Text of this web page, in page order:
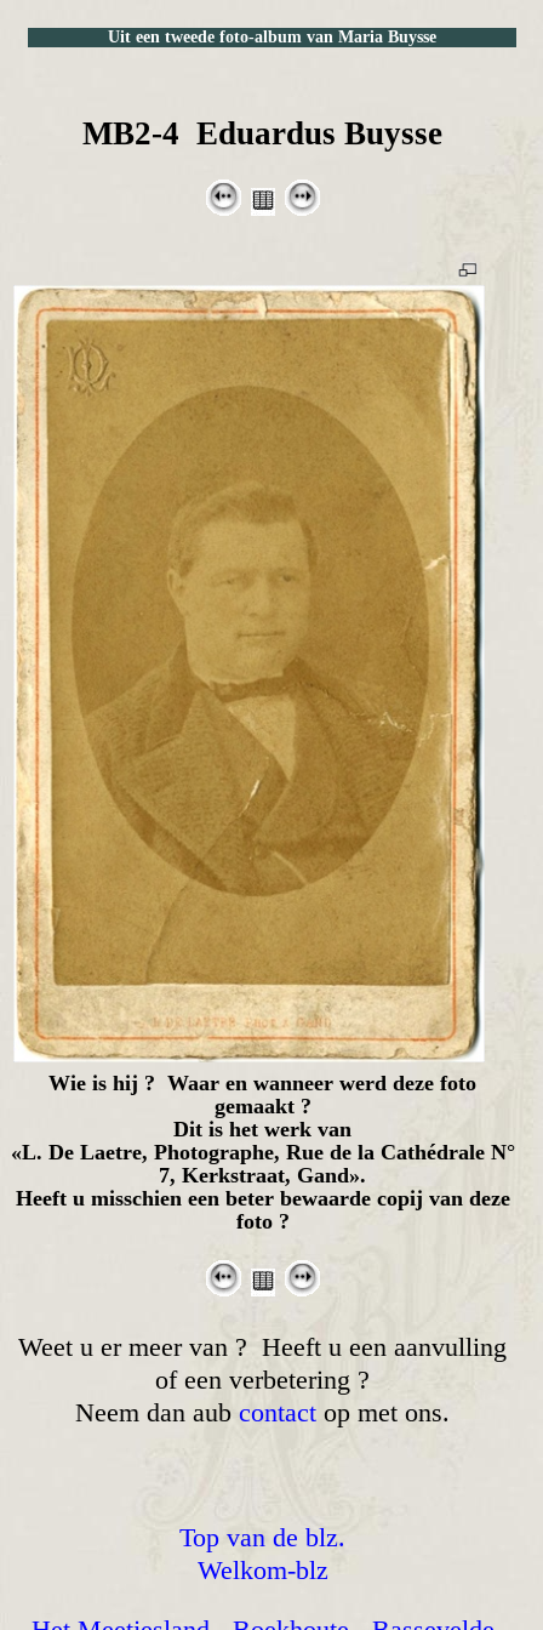
Uit een tweede foto-album van Maria Buysse
MB2-4 Eduardus Buysse
Wie is hij ? Waar en wanneer werd deze foto
gemaakt ?
Dit is het werk van
«L. De Laetre, Photographe, Rue de la Cathédrale N°
7, Kerkstraat, Gand».
Heeft u misschien een beter bewaarde copij van deze
foto ?
Weet u er meer van ? Heeft u een aanvulling
of een verbetering ?
Neem dan aubcontact op met ons.
Top van de blz.
Welkom-blz